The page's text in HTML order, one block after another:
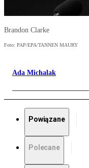
Brandon Clarke
Foto: PAP/EPA/TANNEN MAURY
Ada Michalak
Powiązane
Polecane